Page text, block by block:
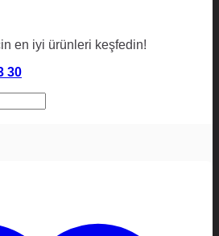
en iyi ürünleri keşfedin!
30